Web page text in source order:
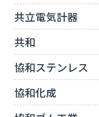
共立電気計器
共和
協和ステンレス
協和化成